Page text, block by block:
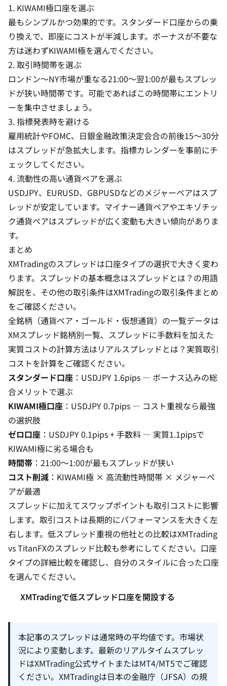
1. KIWAMI極口座を選ぶ
最もシンプルかつ効果的です。スタンダード口座からの乗
り換えで、即座にコストが半減します。ボーナスが不要な
方は迷わずKIWAMI極を選んでください。
2. 取引時間帯を選ぶ
ロンドン〜NY市場が重なる21:00〜翌1:00が最もスプレッ
ドが狭い時間帯です。可能であればこの時間帯にエントリ
ーを集中させましょう。
3. 指標発表時を避ける
雇用統計やFOMC、日銀金融政策決定会合の前後15〜30分
はスプレッドが急拡大します。指標カレンダーを事前にチ
ェックしてください。
4. 流動性の高い通貨ペアを選ぶ
USDJPY、EURUSD、GBPUSDなどのメジャーペアはスプ
レッドが安定しています。マイナー通貨ペアやエキゾチッ
ク通貨ペアはスプレッドが広く変動も大きい傾向がありま
す。
まとめ
XMTradingのスプレッドは口座タイプの選択で大きく変わ
ります。スプレッドの基本概念はスプレッドとは？の用語
解説を、その他の取引条件はXMTradingの取引条件まとめ
をご確認ください。
全銘柄（通貨ペア・ゴールド・仮想通貨）の一覧データは
XMスプレッド銘柄別一覧、スプレッドに手数料を加えた
実質コストの計算方法はリアルスプレッドとは？実質取引
コストを計算をご確認ください。
スタンダード口座 ：USDJPY 1.6pips — ボーナス込みの総
合メリットで選ぶ
KIWAMI極口座 ：USDJPY 0.7pips — コスト重視なら最強
の選択肢
ゼロ口座 ：USDJPY 0.1pips + 手数料 — 実質1.1pipsで
KIWAMI極に劣る場合も
時間帯 ：21:00〜1:00が最もスプレッドが狭い
コスト削減 ：KIWAMI極 × 高流動性時間帯 × メジャーペ
アが最適
スプレッドに加えてスワップポイントも取引コストに影響
します。取引コストは長期的にパフォーマンスを大きく左
右します。低スプレッド重視の他社との比較はXMTrading
vs TitanFXのスプレッド比較も参考にしてください。 口座
タイプの詳細比較を確認し、自分のスタイルに合った口座
を選んでください。
XMTradingで低スプレッド口座を開設する
本記事のスプレッドは通常時の平均値です。市場状
況により変動します。最新のリアルタイムスプレッ
ドはXMTrading公式サイトまたはMT4/MT5でご確認
ください。XMTradingは日本の金融庁（JFSA）の規